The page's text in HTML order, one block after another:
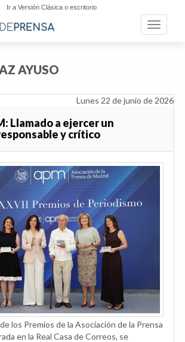
Ir a Versión Clásica o escritorio
Toggle
AYUSO
Lunes 22 de junio de 2026
Llamado a ejercer un
y crítico
los Premios de la Asociación de la Prensa
en la Real Casa de Correos, se